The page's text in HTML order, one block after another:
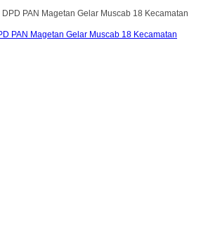
PAN Magetan Gelar Muscab 18 Kecamatan